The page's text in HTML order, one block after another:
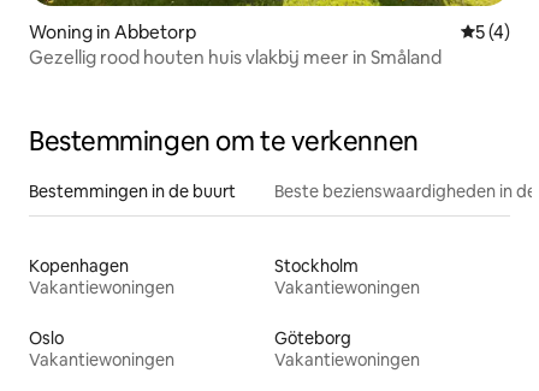
Woning in Abbetorp
5 (4)
Gezellig rood houten huis vlakbij meer in Småland
Bestemmingen om te verkennen
Bestemmingen in de buurt Beste bezienswaardigheden in
Kopenhagen
Vakantiewoningen
Stockholm
Vakantiewoningen
Oslo
Vakantiewoningen
Göteborg
Vakantiewoningen